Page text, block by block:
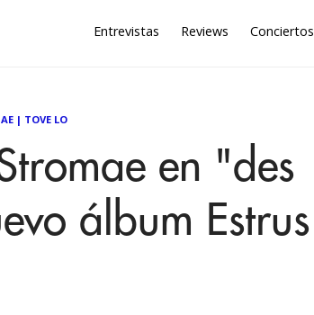
Entrevistas Reviews Conciertos
| TOVE LO
en "des
álbum Estrus